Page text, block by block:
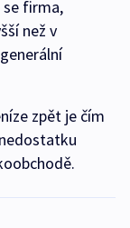
se firma,
než v
zpět je čím